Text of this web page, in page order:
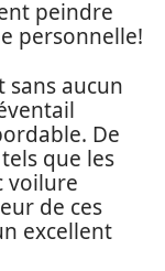
peindre
personnelle!
sans aucun
De
que les
voilure
de ces
excellent